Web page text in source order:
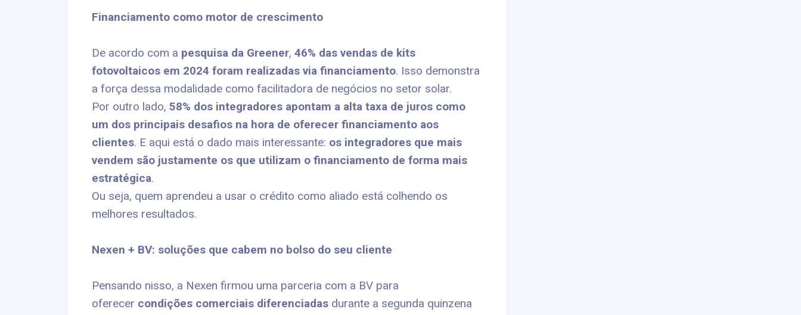
Financiamento como motor de crescimento
De acordo com a pesquisa da Greener, 46% das vendas de kits
fotovoltaicos em 2024 foram realizadas via financiamento. Isso demonstra
a força dessa modalidade como facilitadora de negócios no setor solar.
Por outro lado, 58% dos integradores apontam a alta taxa de juros como
um dos principais desafios na hora de oferecer financiamento aos
clientes. E aqui está o dado mais interessante: os integradores que mais
vendem são justamente os que utilizam o financiamento de forma mais
estratégica.
Ou seja, quem aprendeu a usar o crédito como aliado está colhendo os
melhores resultados.
Nexen + BV: soluções que cabem no bolso do seu cliente
Pensando nisso, a Nexen firmou uma parceria com a BV para
oferecer condições comerciais diferenciadas durante a segunda quinzena